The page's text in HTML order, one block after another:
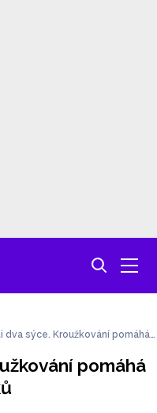
dva sýce. Kroužkování pomáhá
pomáhá